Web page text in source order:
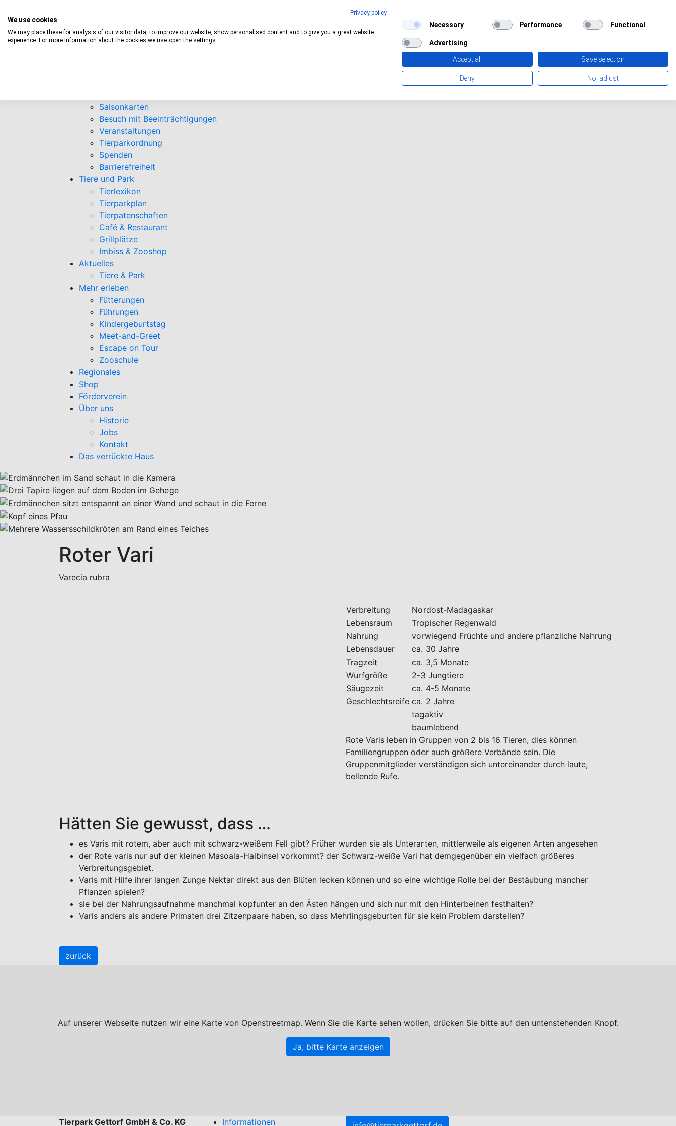
Aktuelles Wetter: 19°CBedeckt
Saisonkarten
Besuch mit Beeinträchtigungen
Veranstaltungen
Tierparkordnung
Spenden
Barrierefreiheit
Tiere und Park
Tierlexikon
Tierparkplan
Tierpatenschaften
Café & Restaurant
Grillplätze
Imbiss & Zooshop
Aktuelles
Tiere & Park
Mehr erleben
Fütterungen
Führungen
Kindergeburtstag
Meet-and-Greet
Escape on Tour
Zooschule
Regionales
Shop
Förderverein
Über uns
Historie
Jobs
Kontakt
Das verrückte Haus
Roter Vari
Varecia rubra
Verbreitung
Nordost-Madagaskar
Lebensraum
Tropischer Regenwald
Nahrung
vorwiegend Früchte und andere pflanzliche Nahrung
Lebensdauer
ca. 30 Jahre
Tragzeit
ca. 3,5 Monate
Wurfgröße
2-3 Jungtiere
Säugezeit
ca. 4-5 Monate
Geschlechtsreife ca. 2 Jahre
tagaktiv
baumlebend
Rote Varis leben in Gruppen von 2 bis 16 Tieren, dies können
Familiengruppen oder auch größere Verbände sein. Die
Gruppenmitglieder verständigen sich untereinander durch laute,
bellende Rufe.
Hätten Sie gewusst, dass …
es Varis mit rotem, aber auch mit schwarz-weißem Fell gibt? Früher wurden sie als Unterarten, mittlerweile als eigenen Arten angesehen
der Rote varis nur auf der kleinen Masoala-Halbinsel vorkommt? der Schwarz-weiße Vari hat demgegenüber ein vielfach größeres
Verbreitungsgebiet.
Varis mit Hilfe ihrer langen Zunge Nektar direkt aus den Blüten lecken können und so eine wichtige Rolle bei der Bestäubung mancher
Pflanzen spielen?
sie bei der Nahrungsaufnahme manchmal kopfunter an den Ästen hängen und sich nur mit den Hinterbeinen festhalten?
Varis anders als andere Primaten drei Zitzenpaare haben, so dass Mehrlingsgeburten für sie kein Problem darstellen?
zurück
Auf unserer Webseite nutzen wir eine Karte von Openstreetmap. Wenn Sie die Karte sehen wollen, drücken Sie bitte auf den untenstehenden Knopf.
Ja, bitte Karte anzeigen
Tierpark Gettorf GmbH & Co. KG Informationen
Privacy policy
We use cookies
We may place these for analysis of our visitor data, to improve our website, show personalised content and to give you a great website
experience. For more information about the cookies we use open the settings.
Necessary Performance Functional
Advertising
Accept all Save selection
Deny No, adjust